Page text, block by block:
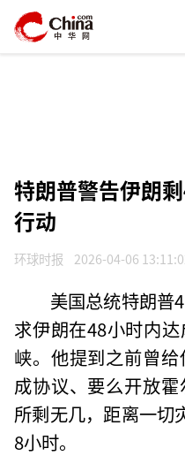
特朗普警告伊朗
行动
环球时报 2026-04-06
美国总统特朗普
求伊朗在48小时内
峡。他提到之前曾
成协议、要么开放
所剩无几，距离一切
8小时。